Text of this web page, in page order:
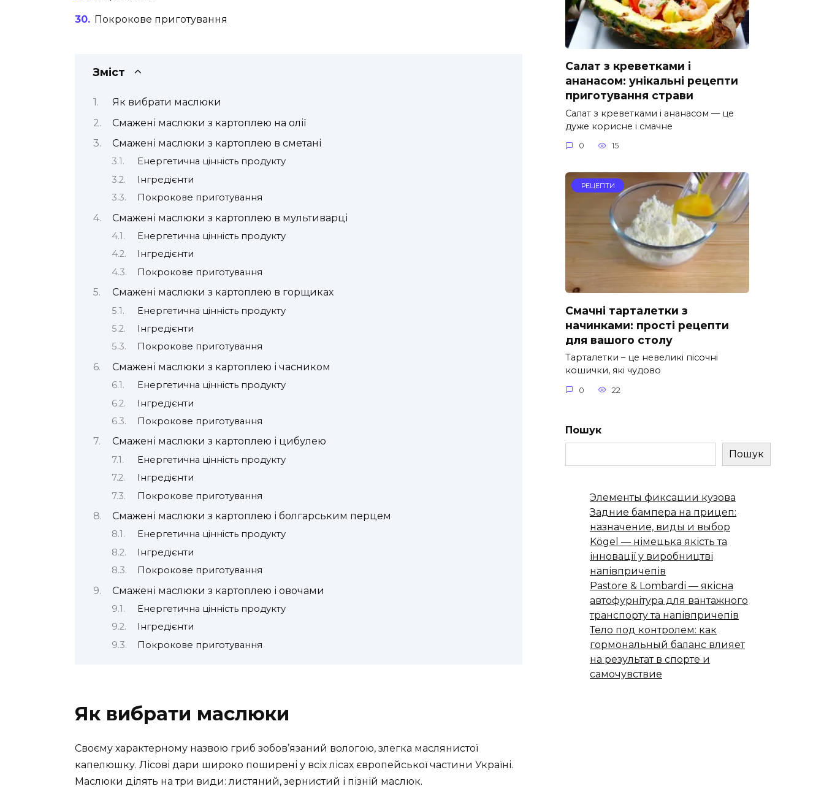
Покрокове приготування
Зміст
Як вибрати маслюки
Смажені маслюки з картоплею на олії
Смажені маслюки з картоплею в сметані
Енергетична цінність продукту
Інгредієнти
Покрокове приготування
Смажені маслюки з картоплею в мультиварці
Енергетична цінність продукту
Інгредієнти
Покрокове приготування
Смажені маслюки з картоплею в горщиках
Енергетична цінність продукту
Інгредієнти
Покрокове приготування
Смажені маслюки з картоплею і часником
Енергетична цінність продукту
Інгредієнти
Покрокове приготування
Смажені маслюки з картоплею і цибулею
Енергетична цінність продукту
Інгредієнти
Покрокове приготування
Смажені маслюки з картоплею і болгарським перцем
Енергетична цінність продукту
Інгредієнти
Покрокове приготування
Смажені маслюки з картоплею і овочами
Енергетична цінність продукту
Інгредієнти
Покрокове приготування
Як вибрати маслюки
Своєму характерному назвою гриб зобов’язаний вологою, злегка маслянистої
капелюшку. Лісові дари широко поширені у всіх лісах європейської частини Україні.
Маслюки ділять на три види: листяний, зернистий і пізній маслюк.
Салат з креветками і
ананасом: унікальні рецепти
приготування страви
Салат з креветками і ананасом — це
дуже корисне і смачне
0 15
РЕЦЕПТИ
Смачні тарталетки з
начинками: прості рецепти
для вашого столу
Тарталетки – це невеликі пісочні
кошички, які чудово
0 22
Пошук
Пошук
Элементы фиксации кузова
Задние бампера на прицеп:
назначение, виды и выбор
Kögel — німецька якість та
інновації у виробництві
напівпричепів
Pastore & Lombardi — якісна
автофурнітура для вантажного
транспорту та напівпричепів
Тело под контролем: как
гормональный баланс влияет
на результат в спорте и
самочувствие